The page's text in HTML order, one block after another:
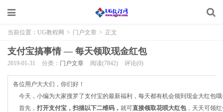
当前位置： UG教程网 > 门户文章 > 正文
支付宝搞事情 — 每天领取现金红包
2019-01-31 分类： 门户文章 阅读(7842) 评论(0)
各位用户大大们，你们好！
今天，小编为大家搜罗了支付宝的最新福利，每天都有机会领到现金大红包哦
首先， 打开支付宝，扫描以下二维码， 就可直接领取花呗大红包，天天可领